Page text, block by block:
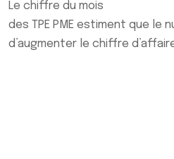
Le chiffre du mois
des TPE PME estiment que le
d’augmenter le chiffre